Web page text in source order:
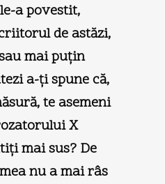
a povestit,
de astăzi,
mai puţin
a-ţi spune că,
te asemeni
X
mai sus? De
nu a mai râs